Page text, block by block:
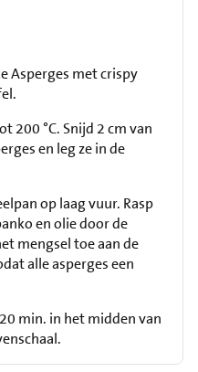
Asperges met crispy
200 °C. Snijd 2 cm van
en leg ze in de
op laag vuur. Rasp
en olie door de
mengsel toe aan de
alle asperges een
min. in het midden van